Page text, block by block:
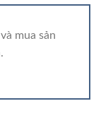
mua sản